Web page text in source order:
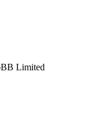
Limited